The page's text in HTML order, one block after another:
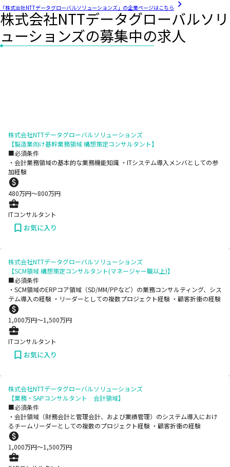
「株式会社NTTデータグローバルソリューションズ」の企業ページはこちら
株式会社NTTデータグローバルソリ
ューションズの募集中の求人
株式会社NTTデータグローバルソリューションズ
【製造業向け基幹業務領域 構想策定コンサルタント】
■必須条件
・会計業務領域の基本的な業務機能知識 ・ITシステム導入メンバとしての参
加経験
480万円〜800万円
ITコンサルタント
お気に入り
株式会社NTTデータグローバルソリューションズ
【SCM領域 構想策定コンサルタント(マネージャー職以上)】
■必須条件
・SCM領域のERPコア領域（SD/MM/PPなど）の業務コンサルティング、シス
テム導入の経験 ・リーダーとしての複数プロジェクト経験 ・顧客折衝の経験
1,000万円〜1,500万円
ITコンサルタント
お気に入り
株式会社NTTデータグローバルソリューションズ
【業務・SAPコンサルタント 会計領域】
■必須条件
・会計領域（財務会計と管理会計、および業績管理）のシステム導入におけ
るチームリーダーとしての複数のプロジェクト経験 ・顧客折衝の経験
1,000万円〜1,500万円